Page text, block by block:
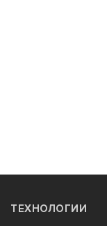
ТЕХНОЛОГИИ